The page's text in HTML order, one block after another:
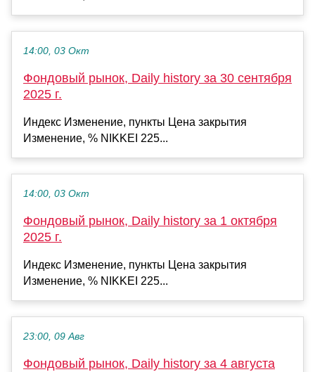
14:00, 03 Окт
Фондовый рынок, Daily history за 30 сентября
2025 г.
Индекс Изменение, пункты Цена закрытия
Изменение, % NIKKEI 225...
14:00, 03 Окт
Фондовый рынок, Daily history за 1 октября
2025 г.
Индекс Изменение, пункты Цена закрытия
Изменение, % NIKKEI 225...
23:00, 09 Авг
Фондовый рынок, Daily history за 4 августа